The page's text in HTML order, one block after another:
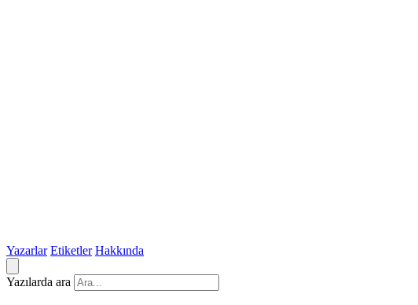
Yazarlar Etiketler Hakkında
Yazılarda ara